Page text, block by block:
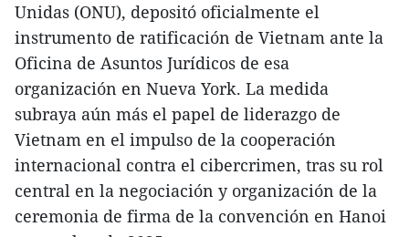
Unidas (ONU), depositó oficialmente el
instrumento de ratificación de Vietnam ante la
Oficina de Asuntos Jurídicos de esa
organización en Nueva York. La medida
subraya aún más el papel de liderazgo de
Vietnam en el impulso de la cooperación
internacional contra el cibercrimen, tras su rol
central en la negociación y organización de la
ceremonia de firma de la convención en Hanoi